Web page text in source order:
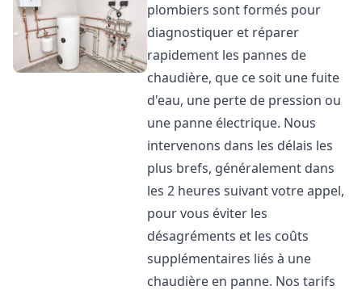
plombiers sont formés pour
diagnostiquer et réparer
rapidement les pannes de
chaudière, que ce soit une fuite
d'eau, une perte de pression ou
une panne électrique. Nous
intervenons dans les délais les
plus brefs, généralement dans
les 2 heures suivant votre appel,
pour vous éviter les
désagréments et les coûts
supplémentaires liés à une
chaudière en panne. Nos tarifs